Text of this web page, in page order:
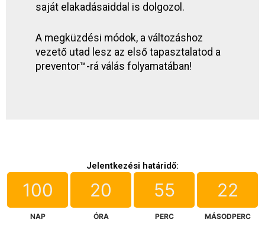
saját elakadásaiddal is dolgozol.
A megküzdési módok, a változáshoz
vezető utad lesz az első tapasztalatod a
preventor™-rá válás folyamatában!
Jelentkezési határidő:
100
NAP
20
ÓRA
55
PERC
22
MÁSODPERC